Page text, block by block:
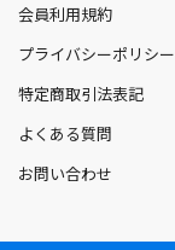
会員利用規約
プライバシーポリシー
特定商取引法表記
よくある質問
お問い合わせ